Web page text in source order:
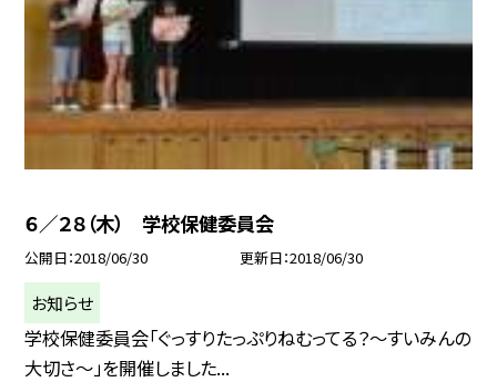
６／２８（木） 学校保健委員会
公開日 2018/06/30 更新日 2018/06/30
お知らせ
学校保健委員会「ぐっすりたっぷりねむってる？〜すいみんの
大切さ〜」を開催しました...